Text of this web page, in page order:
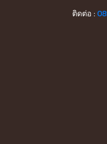
ติดต่อ :